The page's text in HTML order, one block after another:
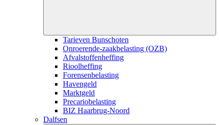
Tarieven Bunschoten
Onroerende-zaakbelasting (OZB)
Afvalstoffenheffing
Rioolheffing
Forensenbelasting
Havengeld
Marktgeld
Precariobelasting
BIZ Haarbrug-Noord
Dalfsen